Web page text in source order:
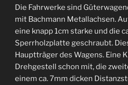
Die Fahrwerke sind
mit Bachmann Metallachsen.
eine knapp 1cm starke und die
Sperrholzplatte geschraubt.
Hauptträger des Wagens. Eine
Drehgestell schon mit, die
einem ca. 7mm dicken